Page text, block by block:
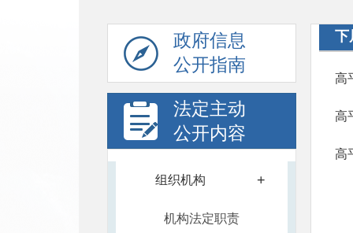
政府信息
公开指南
法定主动
公开内容
组织机构 +
机构法定职责
下
高
高
高